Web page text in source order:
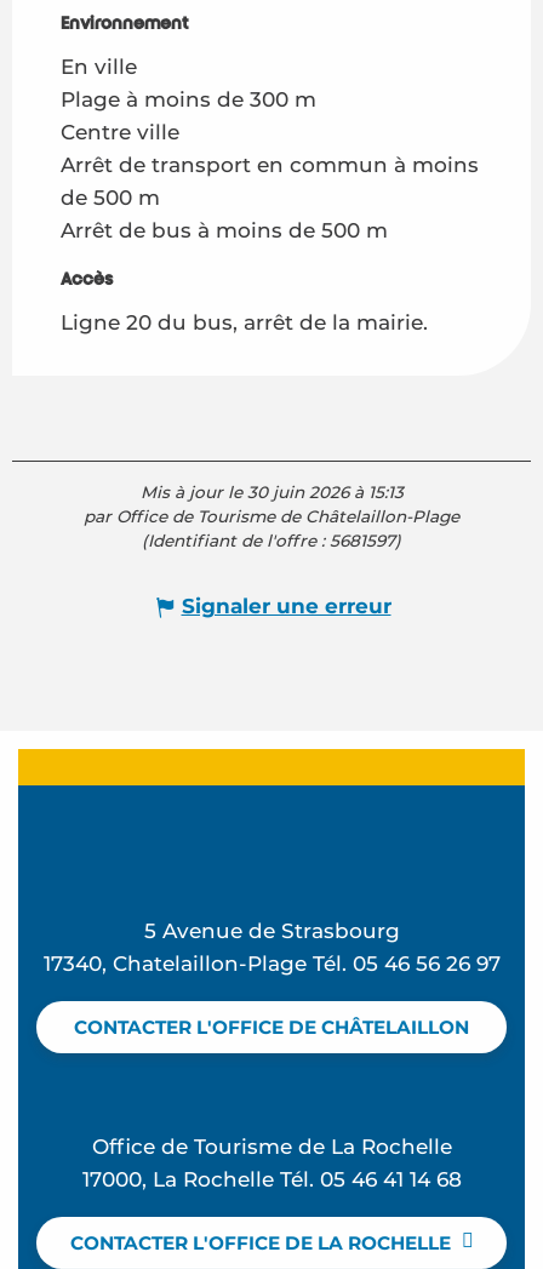
Environnement
Environnement
En ville
Plage à moins de 300 m
Centre ville
Arrêt de transport en commun à moins
de 500 m
Arrêt de bus à moins de 500 m
Accès
Accès
Ligne 20 du bus, arrêt de la mairie.
Mis à jour le 30 juin 2026 à 15:13
par Office de Tourisme de Châtelaillon-Plage
(Identifiant de l'offre :5681597)
Signaler une erreur
5 Avenue de Strasbourg
17340, Chatelaillon-Plage Tél. 05 46 56 26 97
CONTACTER L'OFFICE DE CHÂTELAILLON
Office de Tourisme de La Rochelle
17000, La Rochelle Tél. 05 46 41 14 68
CONTACTER L'OFFICE DE LA ROCHELLE